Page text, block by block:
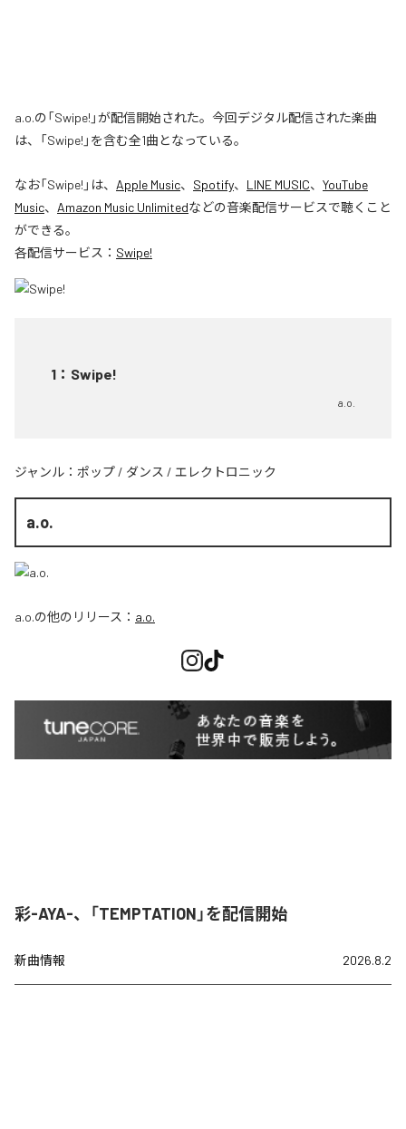
a.o.の「Swipe!」が配信開始された。今回デジタル配信された楽曲
は、「Swipe!」を含む全1曲となっている。
なお「Swipe! 」は、 Apple Music、 Spotify、 LINE MUSIC、 YouTube
Music、 Amazon Music Unlimitedなどの音楽配信サービスで聴くこと
ができる。
各配信サービス： Swipe!
1 ： Swipe!
a.o.
ジャンル： ポップ / ダンス / エレクトロニック
a.o.
a.o.の他のリリース： a.o.
彩-AYA-、「TEMPTATION」を配信開始
新曲情報 2026.8.2